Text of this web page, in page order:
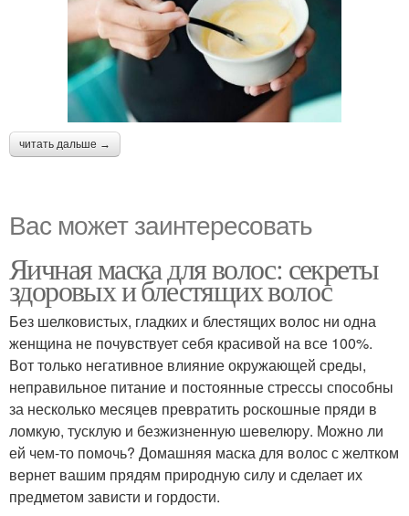
читать дальше →
Вас может заинтересовать
Яичная маска для волос: секреты
здоровых и блестящих волос
Без шелковистых, гладких и блестящих волос ни одна
женщина не почувствует себя красивой на все 100%.
Вот только негативное влияние окружающей среды,
неправильное питание и постоянные стрессы способны
за несколько месяцев превратить роскошные пряди в
ломкую, тусклую и безжизненную шевелюру. Можно ли
ей чем-то помочь? Домашняя маска для волос с желтком
вернет вашим прядям природную силу и сделает их
предметом зависти и гордости.